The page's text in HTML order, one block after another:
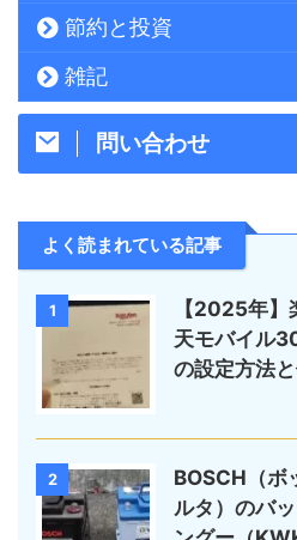
節約と投資
雑記
問い合わせ
よく読まれている記事
1
【2025年
天モバイル
の設定方法
2
BOSCH（ボ
ルタ）のバ